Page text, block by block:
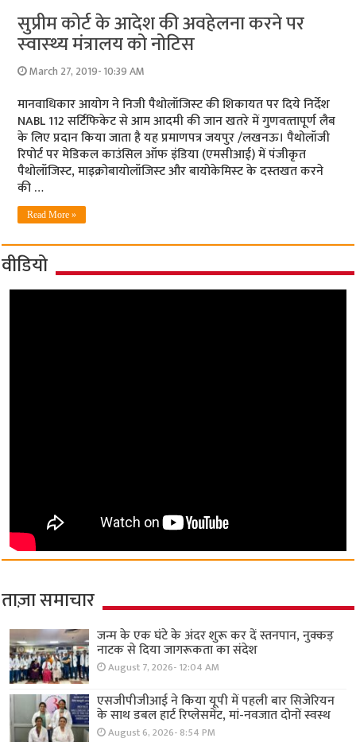
सुप्रीम कोर्ट के आदेश की अवहेलना करने पर
स्‍वास्‍थ्‍य मंत्रालय को नोटिस
March 27, 2019- 10:39 AM
मानवाधिकार आयोग ने निजी पैथोलॉजिस्‍ट की शिकायत पर दिये निर्देश
NABL 112 सर्टिफि‍केट से आम आदमी की जान खतरे में गुणवत्‍तापूर्ण लैब
के लिए प्रदान किया जाता है यह प्रमाणपत्र जयपुर /लखनऊ। पैथोलॉजी
रिपोर्ट पर मेडिकल काउंसिल ऑफ इंडिया (एमसीआई) में पंजीकृत
पैथोलॉजिस्‍ट, माइक्रोबायोलॉजिस्‍ट और बायोकेमिस्‍ट के दस्‍तखत करने
की …
Read More »
वीडियो
ताज़ा समाचार
जन्म के एक घंटे के अंदर शुरू कर दें स्तनपान, नुक्कड़
नाटक से दिया जागरूकता का संदेश
August 7, 2026- 12:04 AM
एसजीपीजीआई ने किया यूपी में पहली बार सिजेरियन
के साथ डबल हार्ट रिप्लेसमेंट, मां-नवजात दोनों स्वस्थ
August 6, 2026- 8:54 PM